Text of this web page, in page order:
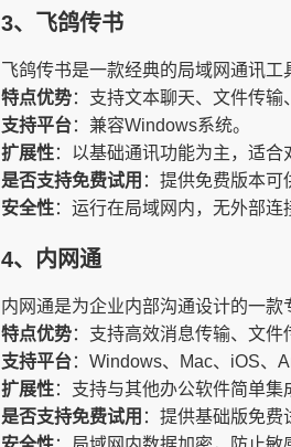
3、飞鸽传书
飞鸽传书是一款经典的局域网通讯
特点优势：支持文本聊天、文件传输
支持平台：兼容Windows系统。
扩展性：以基础通讯功能为主，适合
是否支持免费试用 ：提供免费版本可
安全性：运行在局域网内，无外部连
4、内网通
内网通是为企业内部沟通设计的一款
特点优势：支持高效消息传输、文件
支持平台：Windows、Mac、iOS、
扩展性：支持与其他办公软件简单集
是否支持免费试用 ：提供基础版免费